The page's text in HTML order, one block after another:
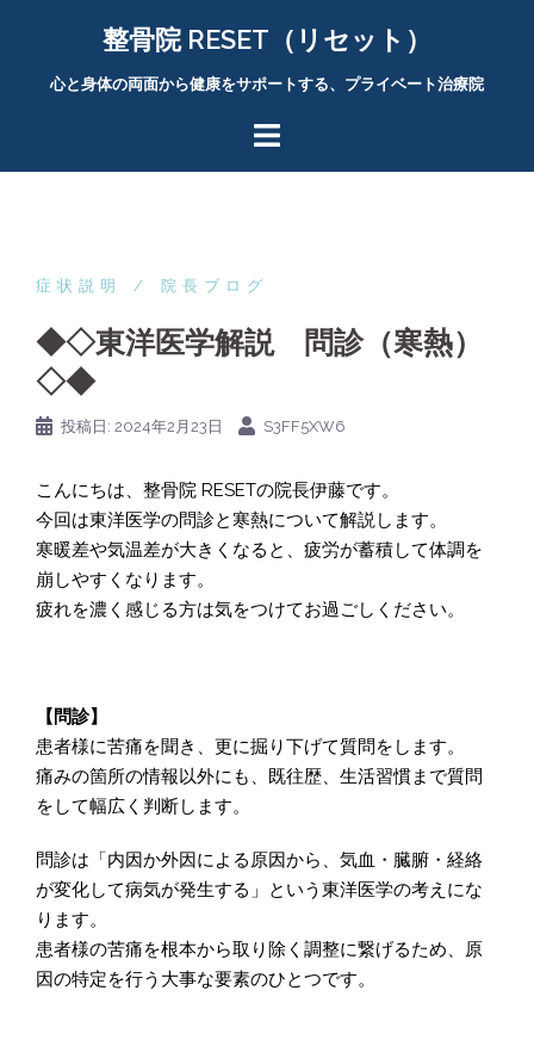
整骨院 RESET（リセット）
心と身体の両面から健康をサポートする、プライベート治療院
症状説明 院長ブログ
◆◇東洋医学解説 問診（寒熱）
◇◆
投稿日: 2024年2月23日 S3FF5XW6
こんにちは、整骨院 RESETの院長伊藤です。
今回は東洋医学の問診と寒熱について解説します。
寒暖差や気温差が大きくなると、疲労が蓄積して体調を
崩しやすくなります。
疲れを濃く感じる方は気をつけてお過ごしください。
【問診】
患者様に苦痛を聞き、更に掘り下げて質問をします。
痛みの箇所の情報以外にも、既往歴、生活習慣まで質問
をして幅広く判断します。
問診は「内因か外因による原因から、気血・臓腑・経絡
が変化して病気が発生する」という東洋医学の考えにな
ります。
患者様の苦痛を根本から取り除く調整に繋げるため、原
因の特定を行う大事な要素のひとつです。